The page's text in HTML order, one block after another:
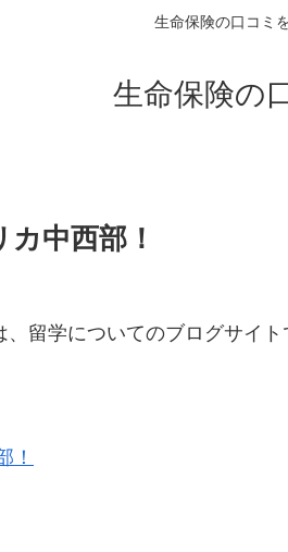
生命保険の口コミ
生命保険の
中西部！
留学についてのブログサイト
！